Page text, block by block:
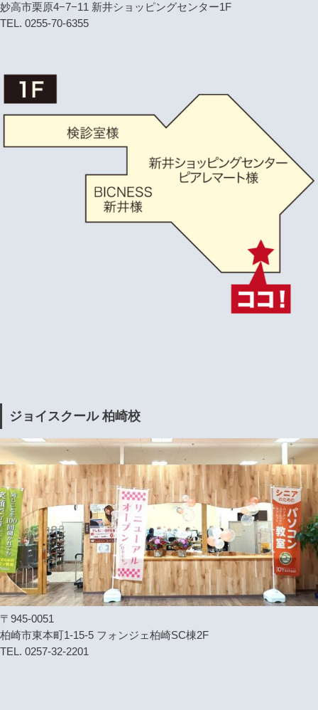
妙高市栗原4−7−11 新井ショッピングセンター1F
TEL. 0255-70-6355
ジョイスクール 柏崎校
〒945-0051
柏崎市東本町1-15-5 フォンジェ柏崎SC棟2F
TEL. 0257-32-2201